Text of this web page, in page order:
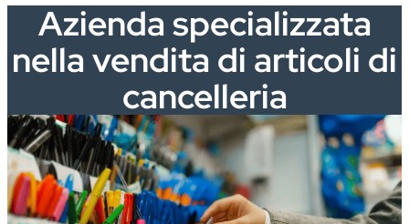
Azienda specializzata
nella vendita di articoli di
cancelleria